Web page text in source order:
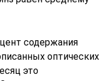
содержания
оптических
это